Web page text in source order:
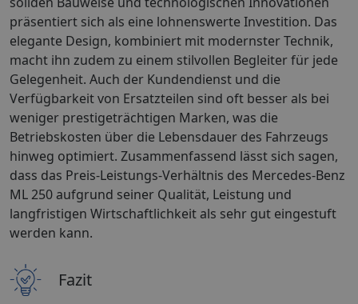
präsentiert sich als eine lohnenswerte Investition. Das
elegante Design, kombiniert mit modernster Technik,
macht ihn zudem zu einem stilvollen Begleiter für jede
Gelegenheit. Auch der Kundendienst und die
Verfügbarkeit von Ersatzteilen sind oft besser als bei
weniger prestigeträchtigen Marken, was die
Betriebskosten über die Lebensdauer des Fahrzeugs
hinweg optimiert. Zusammenfassend lässt sich sagen,
dass das Preis-Leistungs-Verhältnis des Mercedes-Benz
ML 250 aufgrund seiner Qualität, Leistung und
langfristigen Wirtschaftlichkeit als sehr gut eingestuft
werden kann.
Fazit